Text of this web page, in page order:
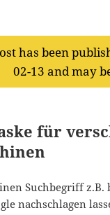
has been
02-13 and may
für
Suchbegriff z.B.
nachschlagen